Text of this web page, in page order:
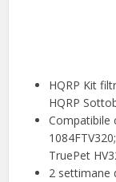
HQRP Kit
HQRP
Compatibile
TruePet
2 settimane